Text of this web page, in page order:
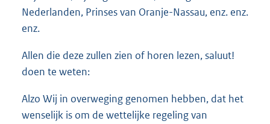
t
6
Nederlanden, Prinses van Oranje-Nassau, enz. enz.
enz.
Allen die deze zullen zien of horen lezen, saluut!
doen te weten:
Alzo Wij in overweging genomen hebben, dat het
wenselijk is om de wettelijke regeling van